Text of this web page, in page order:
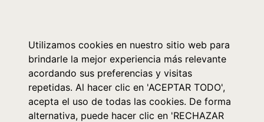
Utilizamos cookies en nuestro sitio web para
brindarle la mejor experiencia más relevante
acordando sus preferencias y visitas
repetidas. Al hacer clic en 'ACEPTAR TODO',
acepta el uso de todas las cookies. De forma
alternativa, puede hacer clic en 'RECHAZAR